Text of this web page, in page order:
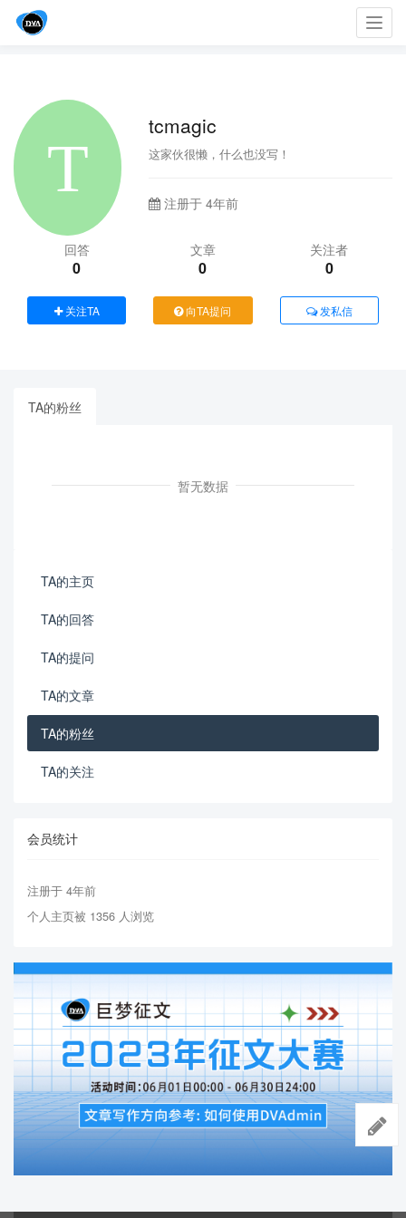
tcmagic
这家伙很懒，什么也没写！
注册于 4年前
回答
0
文章
0
关注者
0
关注TA 向TA提问 发私信
TA的粉丝
暂无数据
TA的主页
TA的回答
TA的提问
TA的文章
TA的粉丝
TA的关注
会员统计
注册于 4年前
个人主页被 1356 人浏览